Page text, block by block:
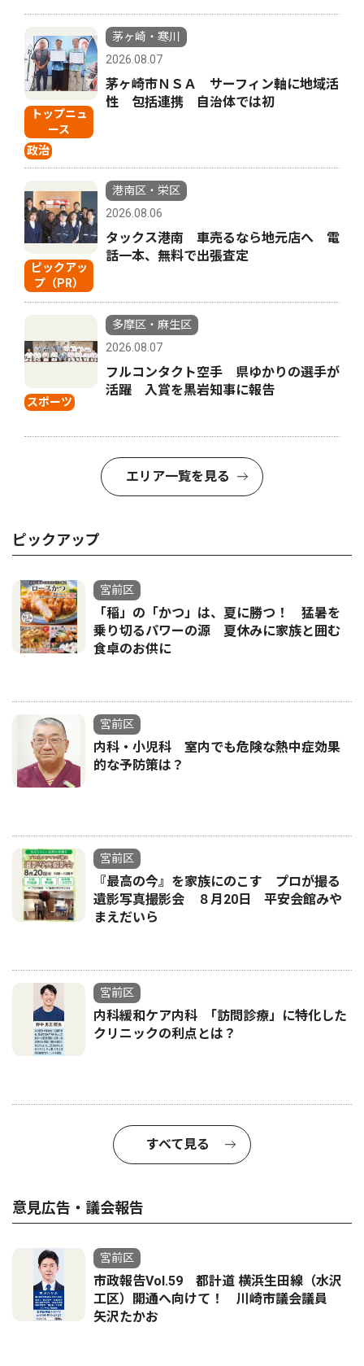
トップニュ
ース
政治
茅ヶ崎・寒川
2026.08.07
茅ヶ崎市ＮＳＡ サーフィン軸に地域活
性 包括連携 自治体では初
ピックアッ
プ（PR）
港南区・栄区
2026.08.06
タックス港南 車売るなら地元店へ 電
話一本、無料で出張査定
スポーツ
多摩区・麻生区
2026.08.07
フルコンタクト空手 県ゆかりの選手が
活躍 入賞を黒岩知事に報告
エリア一覧を見る
ピックアップ
宮前区
「稲」の「かつ」は、夏に勝つ！ 猛暑を
乗り切るパワーの源 夏休みに家族と囲む
食卓のお供に
宮前区
内科・小児科 室内でも危険な熱中症効果
的な予防策は？
宮前区
『最高の今』を家族にのこす プロが撮る
遺影写真撮影会 ８月20日 平安会館みや
まえだいら
宮前区
内科緩和ケア内科 ｢訪問診療」に特化した
クリニックの利点とは？
すべて見る
意見広告・議会報告
宮前区
市政報告Vol.59 都計道 横浜生田線（水沢
工区）開通へ向けて！ 川崎市議会議員
矢沢たかお